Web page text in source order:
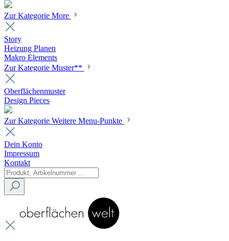
Zur Kategorie More
Story
Heizung Planen
Makro Elements
Zur Kategorie Muster**
Oberflächenmuster
Design Pieces
Zur Kategorie Weitere Menu-Punkte
Dein Konto
Impressum
Kontakt